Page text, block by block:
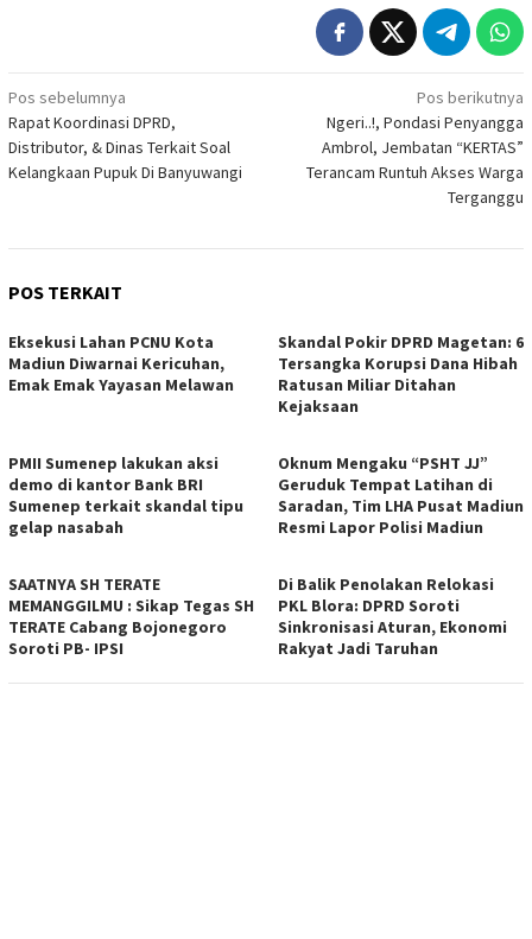
Navigasi
pos
Pos sebelumnya
Rapat Koordinasi DPRD,
Distributor, & Dinas Terkait Soal
Kelangkaan Pupuk Di Banyuwangi
Pos berikutnya
Ngeri..!, Pondasi Penyangga
Ambrol, Jembatan “KERTAS”
Terancam Runtuh Akses Warga
Terganggu
POS TERKAIT
Eksekusi Lahan PCNU Kota
Madiun Diwarnai Kericuhan,
Emak Emak Yayasan Melawan
Skandal Pokir DPRD Magetan: 6
Tersangka Korupsi Dana Hibah
Ratusan Miliar Ditahan
Kejaksaan
PMII Sumenep lakukan aksi
demo di kantor Bank BRI
Sumenep terkait skandal tipu
gelap nasabah
Oknum Mengaku “PSHT JJ”
Geruduk Tempat Latihan di
Saradan, Tim LHA Pusat Madiun
Resmi Lapor Polisi Madiun
SAATNYA SH TERATE
MEMANGGILMU : Sikap Tegas SH
TERATE Cabang Bojonegoro
Soroti PB- IPSI
Di Balik Penolakan Relokasi
PKL Blora: DPRD Soroti
Sinkronisasi Aturan, Ekonomi
Rakyat Jadi Taruhan